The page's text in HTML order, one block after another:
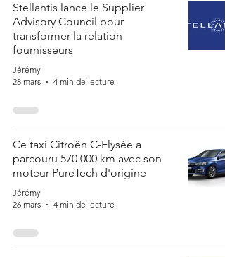
Stellantis lance le Supplier
Advisory Council pour
transformer la relation
fournisseurs
Jérémy
28 mars
4 min de lecture
Ce taxi Citroën C-Elysée a
parcouru 570 000 km avec son
moteur PureTech d'origine
Jérémy
26 mars
4 min de lecture